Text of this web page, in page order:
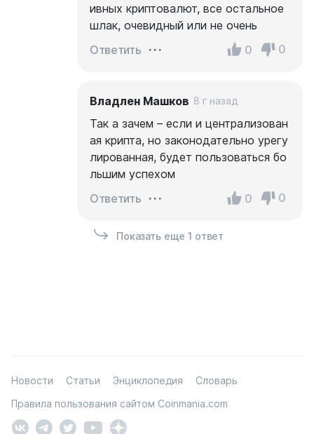
ивных криптовалют, все остальное
шлак, очевидный или не очень
Ответить
0 0
Владлен Машков 8 г назад
Так а зачем – если и централизован
ая крипта, но законодательно урегу
лированная, будет пользоваться бо
льшим успехом
Ответить
0 0
Показать еще 1 ответ
Новости Статьи Энциклопедия
Словарь
Правила пользования сайтом Coinmania.com